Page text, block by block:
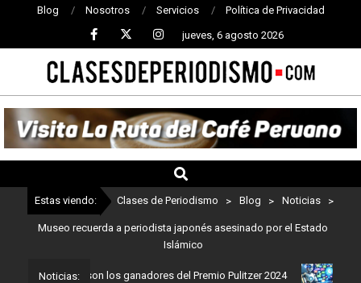
Blog Nosotros Servicios Política de Privacidad
jueves, 6 agosto 2026
CLASES
DE
PERIODISMO
Estas viendo: Clases de Periodismo > Blog > Noticias >
Museo recuerda a periodista japonés asesinado por el Estado
Islámico
Noticias:
Estos son los ganadores del Premio Pulitzer 2024